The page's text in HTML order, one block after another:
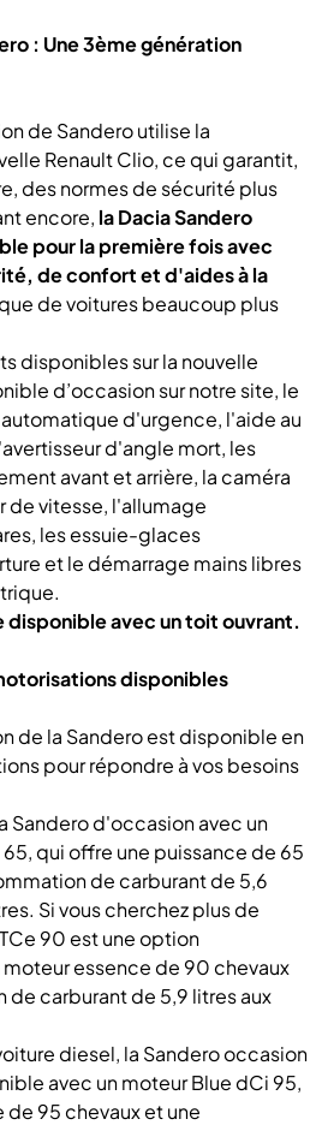
: Une 3ème génération
de Sandero utilise la
Renault Clio, ce qui garantit,
des normes de sécurité plus
encore, la Dacia Sandero
pour la première fois avec
de confort et d'aides à la
de voitures beaucoup plus
disponibles sur la nouvelle
d’occasion sur notre site, le
d'urgence, l'aide au
d'angle mort, les
avant et arrière, la caméra
de vitesse, l'allumage
les essuie-glaces
et le démarrage mains libres
disponible avec un toit ouvrant.
disponibles
de la Sandero est disponible en
pour répondre à vos besoins
Sandero d'occasion avec un
qui offre une puissance de 65
de carburant de 5,6
Si vous cherchez plus de
90 est une option
essence de 90 chevaux
carburant de 5,9 litres aux
diesel, la Sandero occasion
avec un moteur Blue dCi 95,
95 chevaux et une